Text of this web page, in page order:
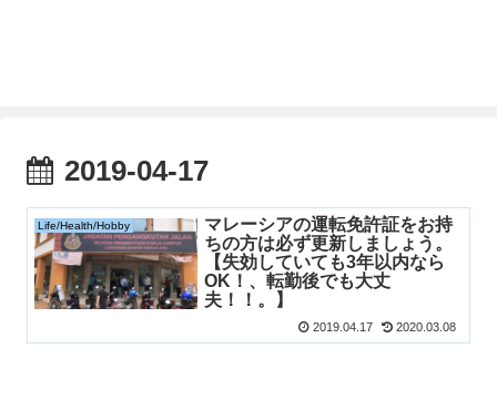
2019-04-17
Life/Health/Hobby
マレーシアの運転免許証をお持
ちの方は必ず更新しましょう。
【失効していても3年以内なら
OK！、転勤後でも大丈
夫！！。】
2019.04.17 2020.03.08